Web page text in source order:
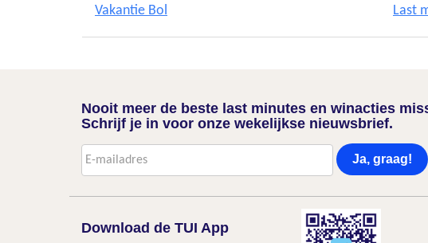
Vakantie Bol
Last
Nooit meer de beste last minutes en winacties
Schrijf je in voor onze wekelijkse nieuwsbrief.
Ja, graag!
Download de TUI App